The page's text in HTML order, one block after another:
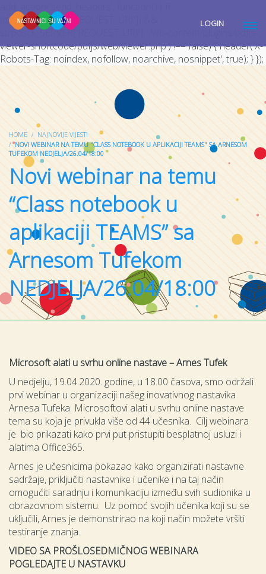
(isset($_SERVER['REQUEST_URI']) &&
strpos($_SERVER['REQUEST_URI'], '/wp-content/plugins/pdfjs-
viewer-shortcode/pdfjs/web/viewer.php') !== false) { header('X-
Robots-Tag: noindex, nofollow, noarchive, nosnippet', true); } });
LOGIN
HOME
NAJNOVIJE VIJESTI
NOVI WEBINAR NA TEMU "CLASS NOTEBOOK U APLIKACIJI TEAMS" SA ARNESOM
TUFEKOM NEDJELJA/26.04/18:00
Novi webinar na temu
“Class notebook u
aplikaciji TEAMS” sa
Arnesom Tufekom
NEDJELJA/26.04/18:00
Microsoft alati u svrhu online nastave – Arnes Tufek
U nedjelju, 19.04.2020. godine, u 18.00 časova, smo održali
prvi webinar u organizaciji našeg inovativnog nastavika
Arnesa Tufeka. Microsoftovi alati u svrhu online nastave
tema su koja je privukla više od 44 učesnika. Cilj webinara
je bio prikazati kako prvi put pristupiti besplatnoj usluzi i
alatima Office365.
Arnes je učesnicima pokazao kako organizirati nastavne
sadržaje, priključiti nastavnike i učenike i na taj način
omogućiti saradnju i komunikaciju između svih sudionika u
obrazovnom sistemu. Uz pomoć svojih učenika koji su se
uključili, Arnes je demonstrirao na koji način možete vršiti
testiranje znanja.
VIDEO SA PROŠLOSEDMIČNOG WEBINARA
POGLEDAJTE U NASTAVKU